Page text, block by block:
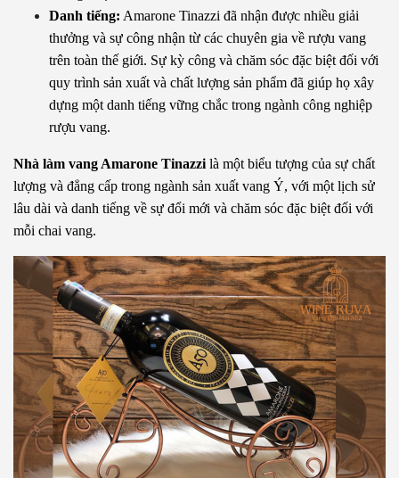
Danh tiếng: Amarone Tinazzi đã nhận được nhiều giải
thưởng và sự công nhận từ các chuyên gia về rượu vang
trên toàn thế giới. Sự kỳ công và chăm sóc đặc biệt đối với
quy trình sản xuất và chất lượng sản phẩm đã giúp họ xây
dựng một danh tiếng vững chắc trong ngành công nghiệp
rượu vang.
Nhà làm vang Amarone Tinazzi là một biểu tượng của sự chất
lượng và đẳng cấp trong ngành sản xuất vang Ý, với một lịch sử
lâu dài và danh tiếng về sự đổi mới và chăm sóc đặc biệt đối với
mỗi chai vang.